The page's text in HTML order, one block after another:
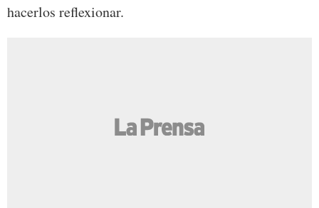
hacerlos reflexionar.